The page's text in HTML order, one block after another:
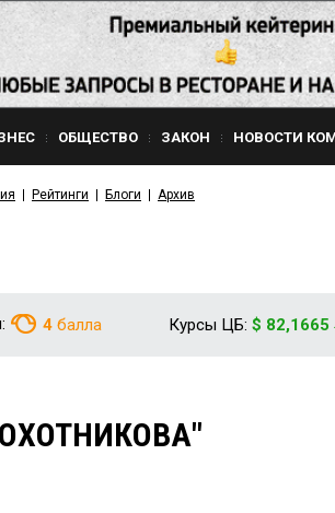
ОБЩЕСТВО ЗАКОН НОВОСТИ
Рейтинги Блоги Архив
4 балла Курсы ЦБ: $ 82,1665